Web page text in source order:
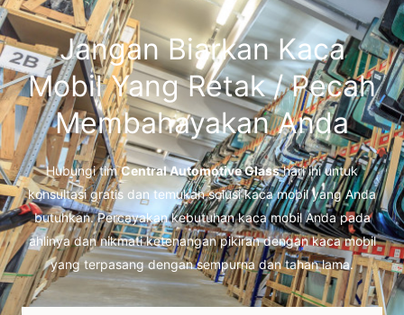
Jangan Biarkan Kaca
Mobil Yang Retak / Pecah
Membahayakan Anda
Hubungi timCentral Automotive Glasshari ini untuk
konsultasi gratis dan temukan solusi kaca mobil yang Anda
butuhkan. Percayakan kebutuhan kaca mobil Anda pada
ahlinya dan nikmati ketenangan pikiran dengan kaca mobil
yang terpasang dengan sempurna dan tahan lama.